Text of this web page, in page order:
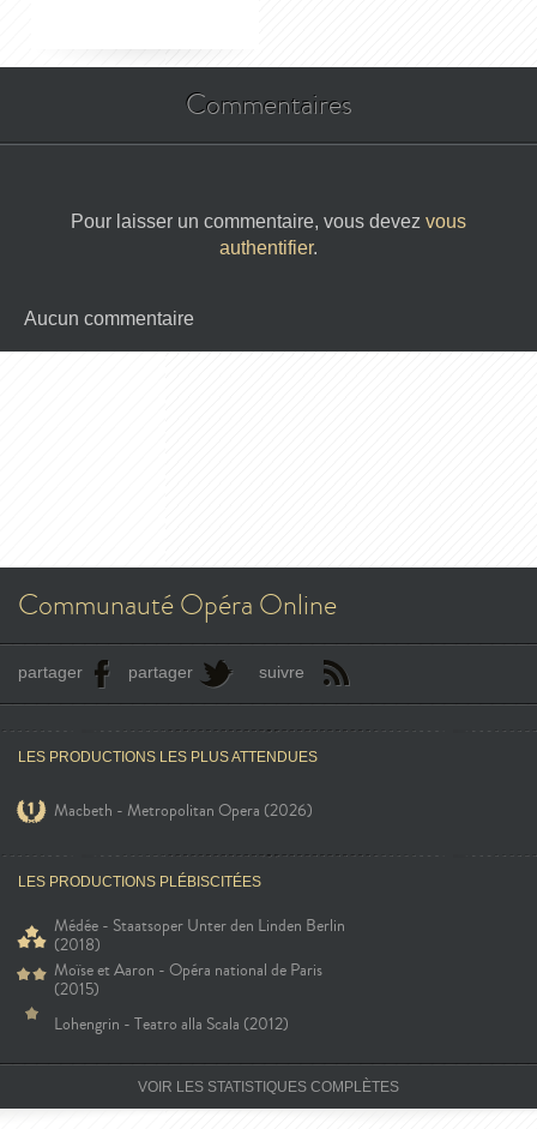
Commentaires
Pour laisser un commentaire, vous devez vous
authentifier.
Aucun commentaire
Communauté Opéra Online
partager partager suivre
LES PRODUCTIONS LES PLUS ATTENDUES
Macbeth - Metropolitan Opera (2026)
LES PRODUCTIONS PLÉBISCITÉES
Médée - Staatsoper Unter den Linden Berlin
(2018)
Moïse et Aaron - Opéra national de Paris
(2015)
Lohengrin - Teatro alla Scala (2012)
VOIR LES STATISTIQUES COMPLÈTES